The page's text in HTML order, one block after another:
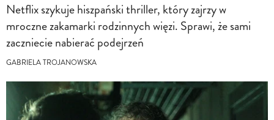
Netflix szykuje hiszpański thriller, który zajrzy w
mroczne zakamarki rodzinnych więzi. Sprawi, że sami
zaczniecie nabierać podejrzeń
GABRIELA TROJANOWSKA